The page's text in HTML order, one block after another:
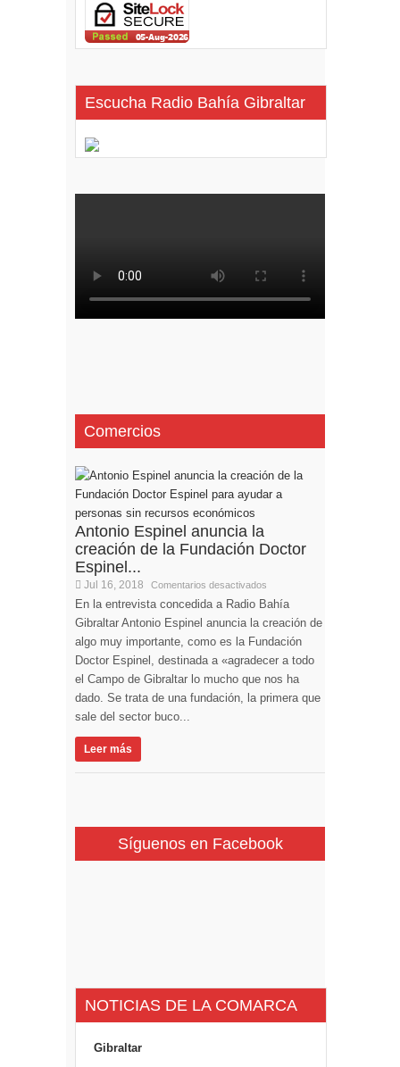
Escucha Radio Bahía Gibraltar
Comercios
Antonio Espinel anuncia la
creación de la Fundación Doctor
Espinel...
Jul 16, 2018 Comentarios desactivados
En la entrevista concedida a Radio Bahía
Gibraltar Antonio Espinel anuncia la creación de
algo muy importante, como es la Fundación
Doctor Espinel, destinada a «agradecer a todo
el Campo de Gibraltar lo mucho que nos ha
dado. Se trata de una fundación, la primera que
sale del sector buco...
Leer más
Síguenos en Facebook
NOTICIAS DE LA COMARCA
Gibraltar